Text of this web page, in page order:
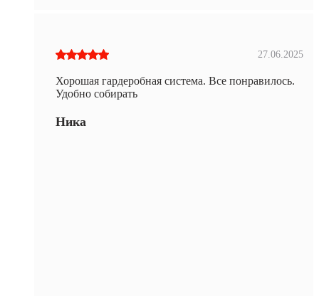
27.06.2025
Хорошая гардеробная система. Все понравилось.
Удобно собирать
Ника